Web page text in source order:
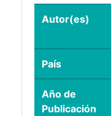
Autor(es)
País
Año de
Publicación